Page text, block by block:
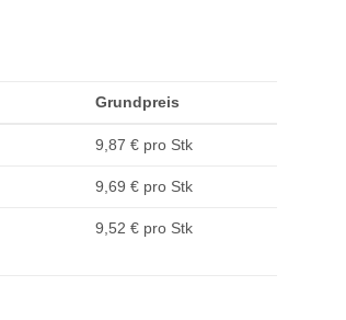
Grundpreis
9,87 € pro Stk
9,69 € pro Stk
9,52 € pro Stk